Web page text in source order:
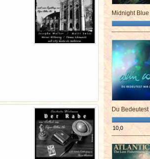
Midnight Blue
Du
10,0